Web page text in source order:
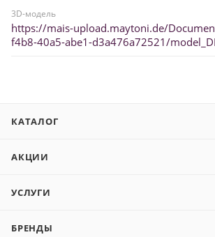
3D-модель
https://mais-upload.maytoni.de/
f4b8-40a5-abe1-d3a476a72521/
КАТАЛОГ
АКЦИИ
УСЛУГИ
БРЕНДЫ